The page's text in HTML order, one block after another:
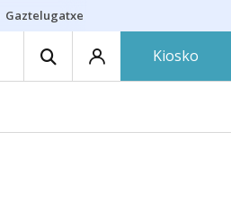
Gaztelugatxe
Kiosko